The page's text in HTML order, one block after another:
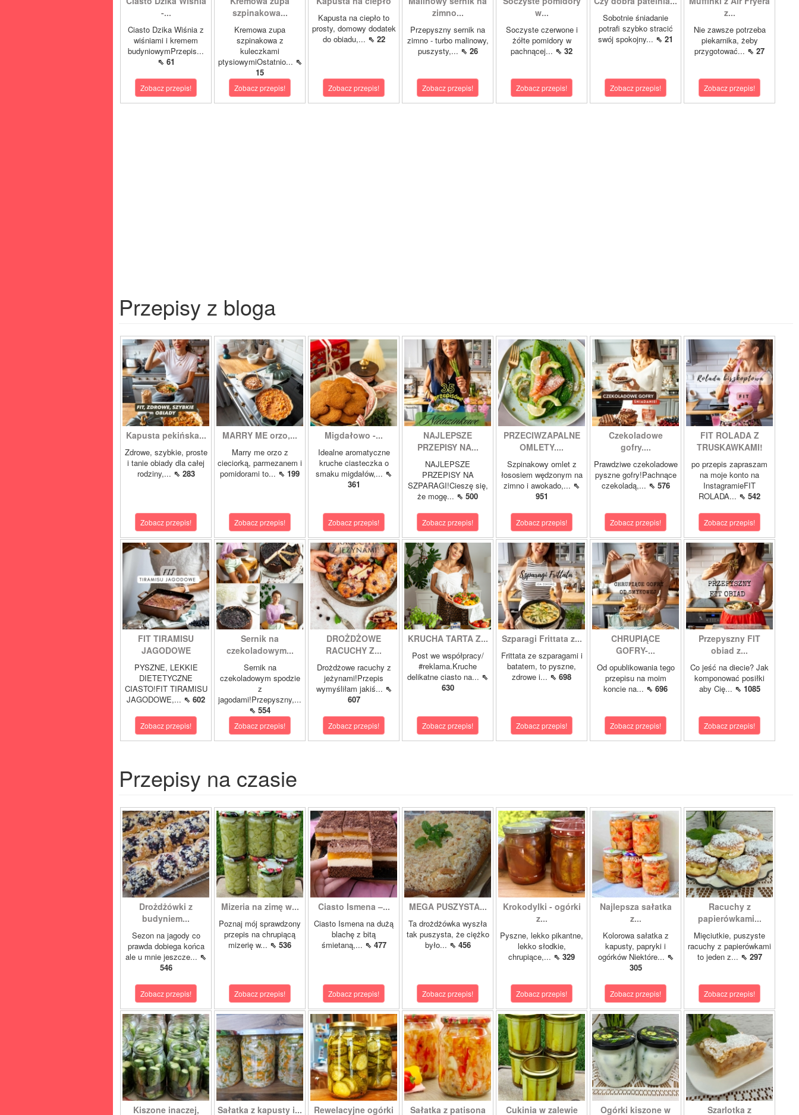
-...
Ciasto Dzika Wiśnia z
wiśniami i kremem
budyniowymPrzepis...
⇖ 61
Zobacz przepis!
szpinakowa...
Kremowa zupa
szpinakowa z
kuleczkami
ptysiowymiOstatnio... ⇖
15
Zobacz przepis!
Kapusta na ciepło to
prosty, domowy dodatek
do obiadu,... ⇖ 22
Zobacz przepis!
zimno...
Przepyszny sernik na
zimno - turbo malinowy,
puszysty,... ⇖ 26
Zobacz przepis!
w...
Soczyste czerwone i
żółte pomidory w
pachnącej... ⇖ 32
Zobacz przepis!
Sobotnie śniadanie
potrafi szybko stracić
swój spokojny... ⇖ 21
Zobacz przepis!
z...
Nie zawsze potrzeba
piekarnika, żeby
przygotować... ⇖ 27
Zobacz przepis!
Przepisy z bloga
Kapusta pekińska...
Zdrowe, szybkie, proste
i tanie obiady dla całej
rodziny,... ⇖ 283
Zobacz przepis!
MARRY ME orzo,...
Marry me orzo z
cieciorką, parmezanem i
pomidorami to... ⇖ 199
Zobacz przepis!
Migdałowo -...
Idealne aromatyczne
kruche ciasteczka o
smaku migdałów,... ⇖
361
Zobacz przepis!
NAJLEPSZE
PRZEPISY NA...
NAJLEPSZE
PRZEPISY NA
SZPARAGI!Cieszę się,
że mogę... ⇖ 500
Zobacz przepis!
PRZECIWZAPALNE
OMLETY....
Szpinakowy omlet z
łososiem wędzonym na
zimno i awokado,... ⇖
951
Zobacz przepis!
Czekoladowe
gofry....
Prawdziwe czekoladowe
pyszne gofry!Pachnące
czekoladą,... ⇖ 576
Zobacz przepis!
FIT ROLADA Z
TRUSKAWKAMI!
po przepis zapraszam
na moje konto na
InstagramieFIT
ROLADA... ⇖ 542
Zobacz przepis!
FIT TIRAMISU
JAGODOWE
PYSZNE, LEKKIE
DIETETYCZNE
CIASTO!FIT TIRAMISU
JAGODOWE,... ⇖ 602
Zobacz przepis!
Sernik na
czekoladowym...
Sernik na
czekoladowym spodzie
z
jagodami!Przepyszny,...
⇖ 554
Zobacz przepis!
DROŻDŻOWE
RACUCHY Z...
Drożdżowe racuchy z
jeżynami!Przepis
wymyśliłam jakiś... ⇖
607
Zobacz przepis!
KRUCHA TARTA Z...
Post we współpracy/
#reklama.Kruche
delikatne ciasto na... ⇖
630
Zobacz przepis!
Szparagi Frittata z...
Frittata ze szparagami i
batatem, to pyszne,
zdrowe i... ⇖ 698
Zobacz przepis!
CHRUPIĄCE
GOFRY-...
Od opublikowania tego
przepisu na moim
koncie na... ⇖ 696
Zobacz przepis!
Przepyszny FIT
obiad z...
Co jeść na diecie? Jak
komponować posiłki
aby Cię... ⇖ 1085
Zobacz przepis!
Przepisy na czasie
Drożdżówki z
budyniem...
Sezon na jagody co
prawda dobiega końca
ale u mnie jeszcze... ⇖
546
Zobacz przepis!
Mizeria na zimę w...
Poznaj mój sprawdzony
przepis na chrupiącą
mizerię w... ⇖ 536
Zobacz przepis!
Ciasto Ismena –...
Ciasto Ismena na dużą
blachę z bitą
śmietaną,... ⇖ 477
Zobacz przepis!
MEGA PUSZYSTA...
Ta drożdżówka wyszła
tak puszysta, że ciężko
było... ⇖ 456
Zobacz przepis!
Krokodylki - ogórki
z...
Pyszne, lekko pikantne,
lekko słodkie,
chrupiące,... ⇖ 329
Zobacz przepis!
Najlepsza sałatka
z...
Kolorowa sałatka z
kapusty, papryki i
ogórków Niektóre... ⇖
305
Zobacz przepis!
Racuchy z
papierówkami...
Mięciutkie, puszyste
racuchy z papierówkami
to jeden z... ⇖ 297
Zobacz przepis!
Kiszone inaczej, Sałatka z kapusty i... Rewelacyjne ogórki Sałatka z patisona Cukinia w zalewie Ogórki kiszone w Szarlotka z